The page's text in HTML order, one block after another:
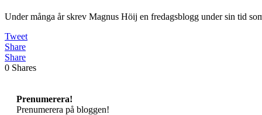
Under många år skrev Magnus Höij en fredagsblogg under sin tid
Tweet
Share
Share
0 Shares
Prenumerera!
Prenumerera på bloggen!